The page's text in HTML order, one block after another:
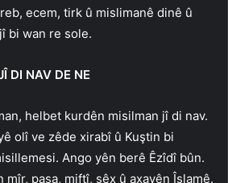
ecem, tirk û mislimanê dinê û
bi wan re sole.
DI NAV DE NE
helbet kurdên misilman jî di nav.
olî ve zêde xirabî û Kuştin bi
Ango yên berê Êzîdî bûn.
mîr, paşa, miftî, şêx û axayên Îslamê.